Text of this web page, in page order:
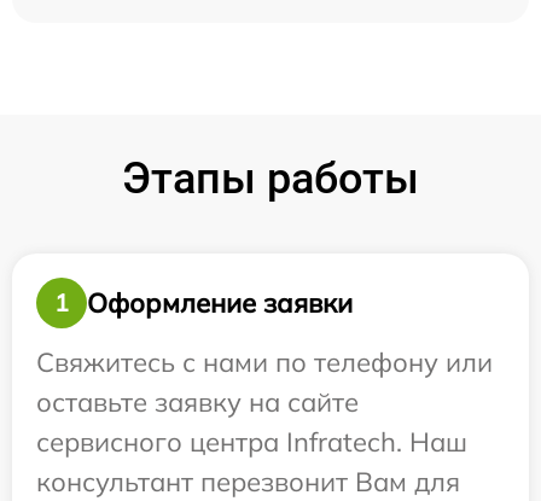
Этапы работы
1
Оформление заявки
Свяжитесь с нами по телефону или
оставьте заявку на сайте
сервисного центра Infratech. Наш
консультант перезвонит Вам для